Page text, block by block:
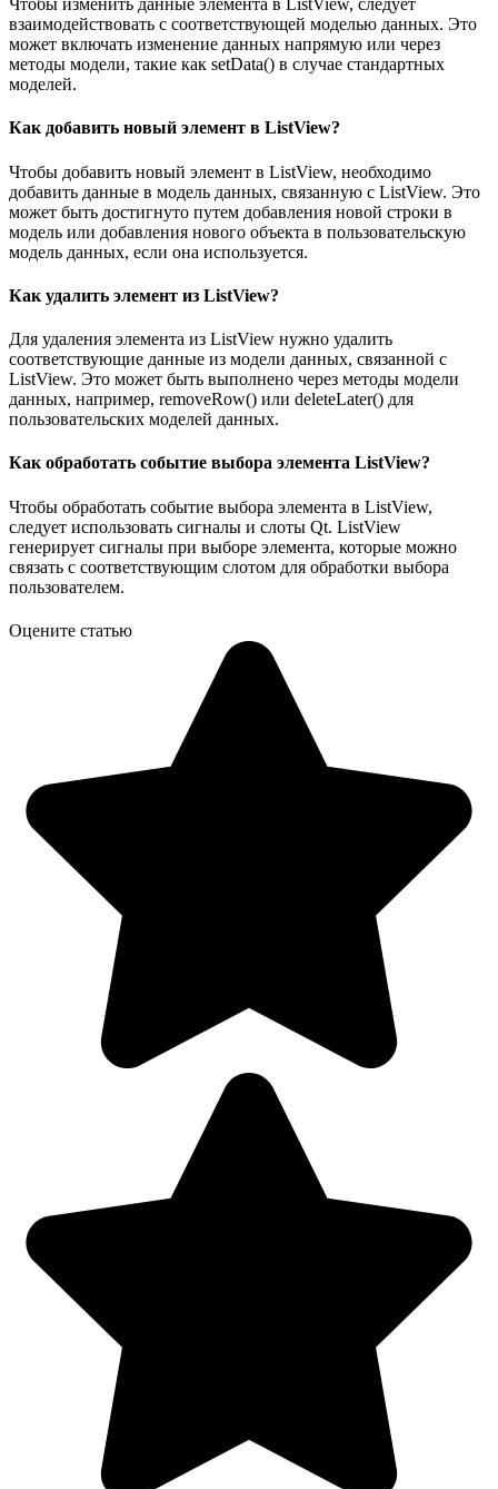
Чтобы изменить данные элемента в ListView, следует
взаимодействовать с соответствующей моделью данных. Это
может включать изменение данных напрямую или через
методы модели, такие как setData() в случае стандартных
моделей.
Как добавить новый элемент в ListView?
Чтобы добавить новый элемент в ListView, необходимо
добавить данные в модель данных, связанную с ListView. Это
может быть достигнуто путем добавления новой строки в
модель или добавления нового объекта в пользовательскую
модель данных, если она используется.
Как удалить элемент из ListView?
Для удаления элемента из ListView нужно удалить
соответствующие данные из модели данных, связанной с
ListView. Это может быть выполнено через методы модели
данных, например, removeRow() или deleteLater() для
пользовательских моделей данных.
Как обработать событие выбора элемента ListView?
Чтобы обработать событие выбора элемента в ListView,
следует использовать сигналы и слоты Qt. ListView
генерирует сигналы при выборе элемента, которые можно
связать с соответствующим слотом для обработки выбора
пользователем.
Оцените статью